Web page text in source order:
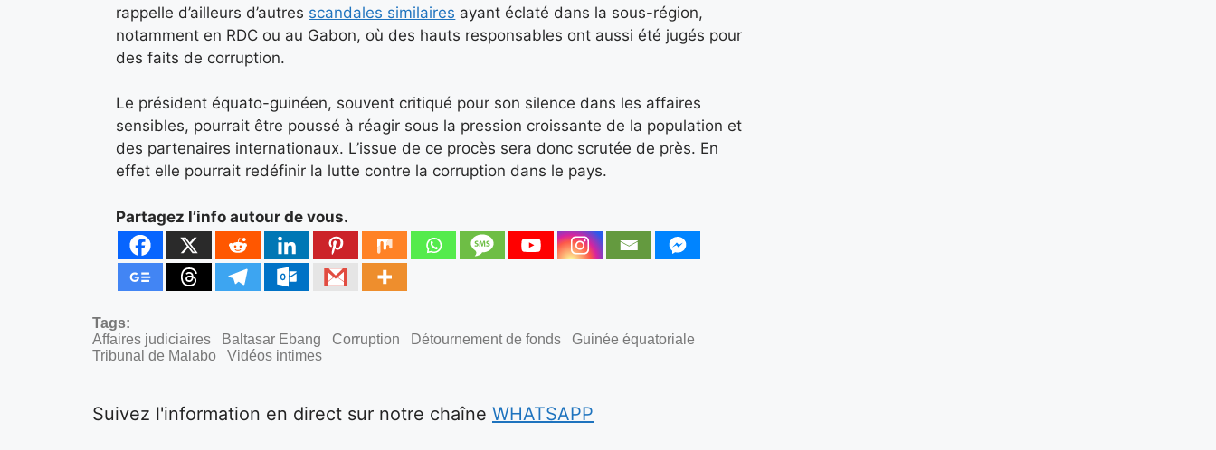
rappelle d’ailleurs d’autres scandales similaires ayant éclaté dans la sous-région,
notamment en RDC ou au Gabon, où des hauts responsables ont aussi été jugés pour
des faits de corruption.
Le président équato-guinéen, souvent critiqué pour son silence dans les affaires
sensibles, pourrait être poussé à réagir sous la pression croissante de la population et
des partenaires internationaux. L’issue de ce procès sera donc scrutée de près. En
effet elle pourrait redéfinir la lutte contre la corruption dans le pays.
Partagez l’info autour de vous.
Tags:
Affaires judiciaires
Baltasar Ebang Corruption Détournement de fonds
Guinée équatoriale
Tribunal de Malabo
Vidéos intimes
Suivez l'information en direct sur notre chaîne WHATSAPP